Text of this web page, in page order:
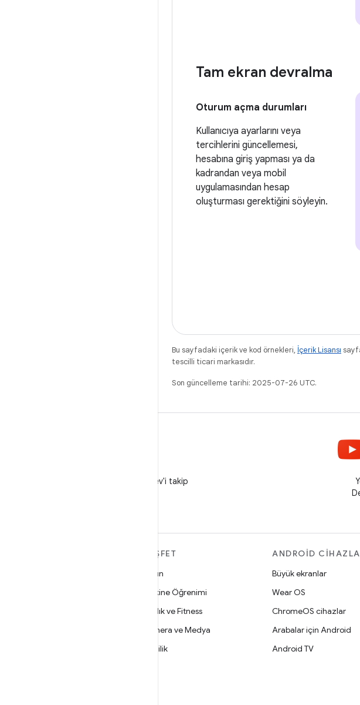
Tam ekran devralma
Oturum açma durumları
Kullanıcıya ayarlarını veya
tercihlerini güncellemesi,
hesabına giriş yapması ya da
kadrandan veya mobil
uygulamasından hesap
oluşturması gerektiğini söyleyin.
Bu sayfadaki içerik ve kod örnekleri, İçerik Lisansı
tescilli ticari markasıdır.
Son güncelleme tarihi: 2025-07-26 UTC.
X'te @AndroidDev'i takip
KEŞFET
Oyun
Makine Öğrenimi
Sağlık ve Fitness
Kamera ve Medya
Gizlilik
ANDROID
Büyük ekranlar
Wear OS
ChromeOS cihazlar
Arabalar için Android
Android TV